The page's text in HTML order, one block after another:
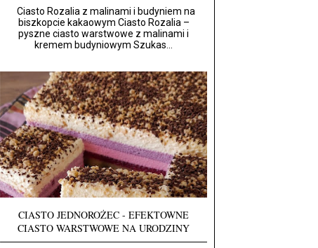
Ciasto Rozalia z malinami i budyniem na
biszkopcie kakaowym Ciasto Rozalia –
pyszne ciasto warstwowe z malinami i
kremem budyniowym Szukas...
CIASTO JEDNOROŻEC - EFEKTOWNE
CIASTO WARSTWOWE NA URODZINY